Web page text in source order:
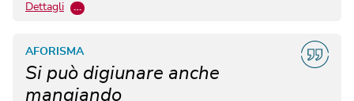
Dettagli …
Si può digiunare anche
mangiando
AFORISMA